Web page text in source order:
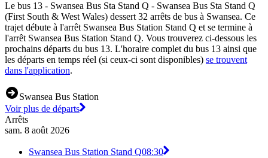
Le bus 13 - Swansea Bus Sta Stand Q - Swansea Bus Sta Stand Q
(First South & West Wales) dessert 32 arrêts de bus à Swansea. Ce
trajet débute à l'arrêt Swansea Bus Station Stand Q et se termine à
l'arrêt Swansea Bus Station Stand Q. Vous trouverez ci-dessous les
prochains départs du bus 13. L'horaire complet du bus 13 ainsi que
les départs en temps réel (si ceux-ci sont disponibles) se trouvent
dans l'application.
Swansea Bus Station
Voir plus de départs
Arrêts
sam. 8 août 2026
Swansea Bus Station Stand Q08:30